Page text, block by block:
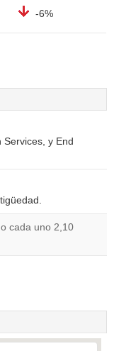
-6%
Services, y End
cada uno 2,10